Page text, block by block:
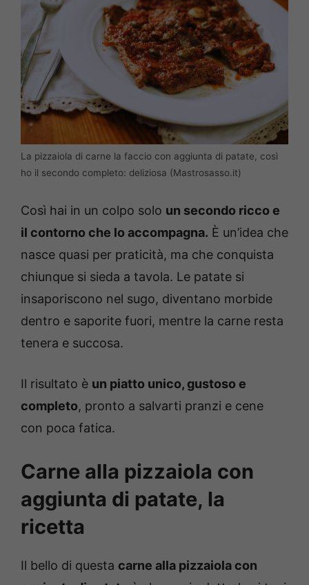
La pizzaiola di carne la faccio con aggiunta di patate, così
ho il secondo completo: deliziosa (Mastrosasso.it)
Così hai in un colpo solo un secondo ricco e
il contorno che lo accompagna. È un’idea che
nasce quasi per praticità, ma che conquista
chiunque si sieda a tavola. Le patate si
insaporiscono nel sugo, diventano morbide
dentro e saporite fuori, mentre la carne resta
tenera e succosa.
Il risultato è un piatto unico, gustoso e
completo, pronto a salvarti pranzi e cene
con poca fatica.
Carne alla pizzaiola con
aggiunta di patate, la
ricetta
Il bello di questa carne alla pizzaiola con